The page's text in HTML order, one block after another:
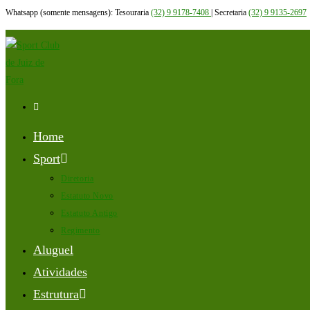
Ir
para
o
conteúdo
Whatsapp (somente mensagens): Tesouraria (32) 9 9178-7408 | Secretaria (32) 9 9135-2697
Home
Sport
Diretoria
Estatuto Novo
Estatuto Antigo
Regimento
Aluguel
Atividades
Estrutura